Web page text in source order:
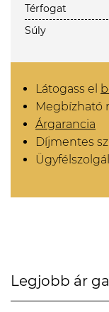
Térfogat
Súly
Látogass el
Megbízható
Árgarancia
Díjmentes
Legjobb ár